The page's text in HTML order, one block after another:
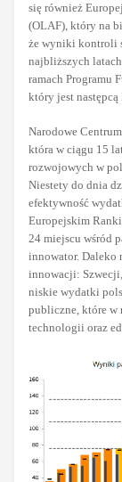
się również
(OLAF), który na
że wyniki kontroli
najbliższych
ramach Programu
który jest
Narodowe
która w ciągu 15
rozwojowych w
Niestety do dnia
efektywność
Europejskim
24 miejscu wśród
innowator. Daleko
innowacji:
niskie wydatki
publiczne, które w
technologii oraz